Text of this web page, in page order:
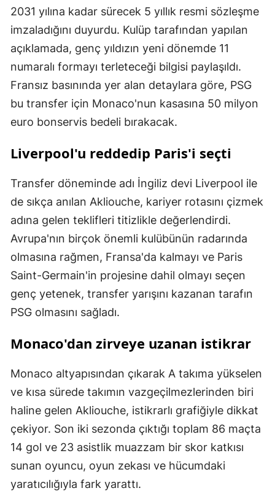
2031 yılına kadar sürecek 5 yıllık resmi sözleşme
imzaladığını duyurdu. Kulüp tarafından yapılan
açıklamada, genç yıldızın yeni dönemde 11
numaralı formayı terleteceği bilgisi paylaşıldı.
Fransız basınında yer alan detaylara göre, PSG
bu transfer için Monaco'nun kasasına 50 milyon
euro bonservis bedeli bırakacak.
Liverpool'u reddedip Paris'i seçti
Transfer döneminde adı İngiliz devi Liverpool ile
de sıkça anılan Akliouche, kariyer rotasını çizmek
adına gelen teklifleri titizlikle değerlendirdi.
Avrupa'nın birçok önemli kulübünün radarında
olmasına rağmen, Fransa'da kalmayı ve Paris
Saint-Germain'in projesine dahil olmayı seçen
genç yetenek, transfer yarışını kazanan tarafın
PSG olmasını sağladı.
Monaco'dan zirveye uzanan istikrar
Monaco altyapısından çıkarak A takıma yükselen
ve kısa sürede takımın vazgeçilmezlerinden biri
haline gelen Akliouche, istikrarlı grafiğiyle dikkat
çekiyor. Son iki sezonda çıktığı toplam 86 maçta
14 gol ve 23 asistlik muazzam bir skor katkısı
sunan oyuncu, oyun zekası ve hücumdaki
yaratıcılığıyla fark yarattı.